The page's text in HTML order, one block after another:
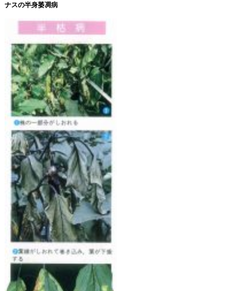
ナスの半身萎凋病